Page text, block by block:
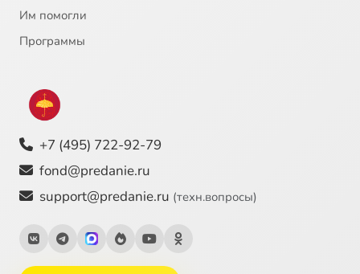
Им помогли
Программы
+7 (495) 722-92-79
fond@predanie.ru
support@predanie.ru (техн.вопросы)